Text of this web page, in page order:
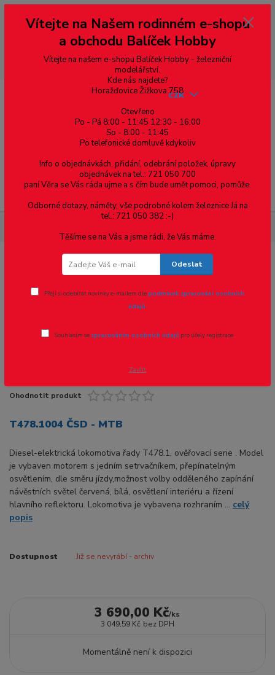
--- pro zákazníky ze Slovenska a jiných zemí, pokud chcete platit v eurech
přepněte si e-shop na euro 💶 pro přepočet měny - pravý horní roh ---
dobírky – pokud si z nějakého důvodu zásilku nevyzvednete, bude po
domluvě zaslána znovu s opětovnou platbou za poštovné, v opačném
případě bude zrušena a účet přidán na blacklist a rušeny následující
objednávky.
Menu
CZK
T478.1004 ČSD - MTB
Ohodnotit produkt
T478.1004 ČSD - MTB
Diesel-elektrická lokomotiva řady T478.1, ověřovací serie . Model
je vybaven motorem s jedním setrvačníkem, přepínatelným
osvětlením, dle směru jízdy,možnost volby odděleného zapínání
návěstních světel červená, bílá, osvětlení interiéru a řízení
hlavního reflektoru. Lokomotiva je vybavena rozhraním ... celý
popis
Dostupnost Již se nevyrábí - archiv
3 690,00 Kč/ks
3 049,59 Kč bez DPH
Momentálně není k dispozici
Vítejte na Našem rodinném e-shopu
a obchodu Balíček Hobby
Vítejte na našem e-shopu Balíček Hobby - železniční
modelářství.
Kde nás najdete?
Horažďovice Žižkova 758
Otevřeno
Po - Pá 8:00 - 11:45 12:30 - 16:00
So - 8:00 - 11:45
Po telefonické domluvě kdykoliv
Info o objednávkách, přidání, odebrání položek, úpravy
objednávek na tel.: 721 050 700
paní Věra se Vás ráda ujme a s čím bude umět pomoci, pomůže.
Odborné dotazy, náměty, vše podrobné kolem železnice Já na
tel.: 721 050 382 :-)
Těšíme se na Vás a jsme rádi, že Vás máme.
Odeslat
Přeji si odebírat novinky e-mailem dlepodmínek zpracování osobních
údajů.
Souhlasím se zpracováním osobních údajů pro účely registrace.
Zavřít